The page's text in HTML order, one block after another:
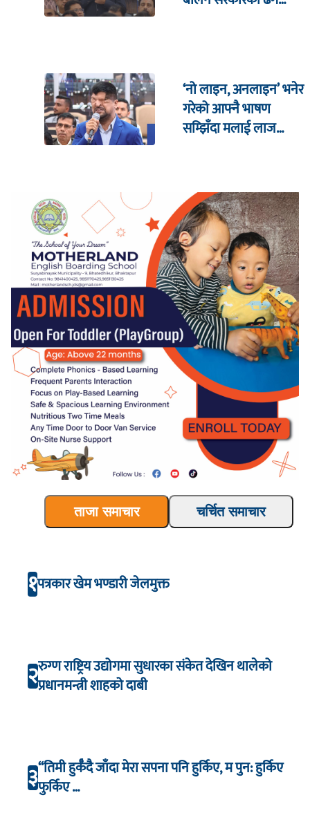
‘नो लाइन, अनलाइन’ भनेर
गरेको आफ्नै भाषण
सम्झिँदा मलाई लाज
ताजा समाचार चर्चित समाचार
१पत्रकार खेम भण्डारी जेलमुक्त
२रुग्ण राष्ट्रिय उद्योगमा सुधारका संकेत देखिन थालेको
प्रधानमन्त्री शाहको दाबी
३“तिमी हुर्कँदै जाँदा मेरा सपना पनि हुर्किए, म पुन: हुर्किए
फुर्किए …